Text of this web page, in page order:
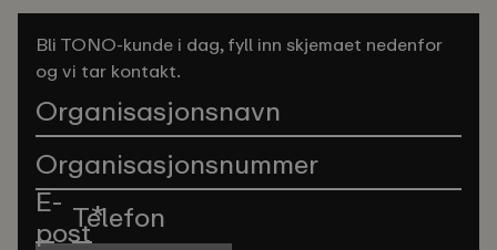
Bli TONO-kunde i dag, fyll inn skjemaet nedenfor
og vi tar kontakt.
Organisasjonsnavn
Organisasjonsnummer
E-
post*
Telefon